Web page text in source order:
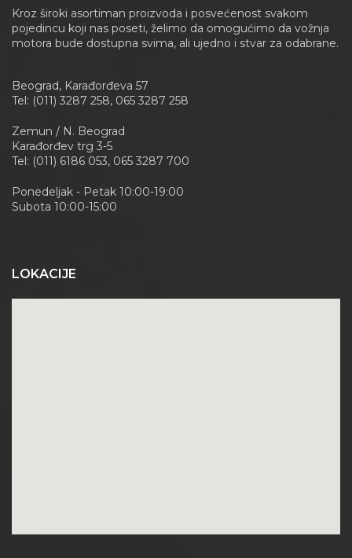
Kroz široki asortiman proizvoda i posvećenost svakom
pojedincu koji nas poseti, želimo da omogućimo da vožnja
motora bude dostupna svima, ali ujedno i stvar za odabrane.
Beograd, Karađorđeva 57
Tel: (011) 3287 258, 065 3287 258
Zemun / N. Beograd
Karađorđev trg 3-5
Tel: (011) 6186 053, 065 3287 700
Ponedeljak - Petak 10:00-19:00
Subota 10:00-15:00
LOKACIJE